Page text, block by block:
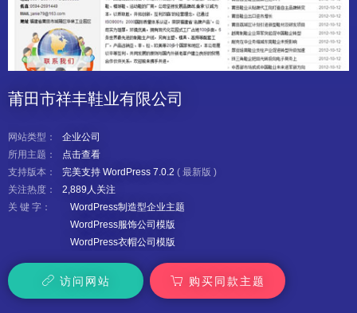
莆田市祥丰鞋业有限公司
网站类型：
企业公司
所用主题：
点击查看
支持版本：
完美支持 WordPress 7.0.2 ( 最新版 )
关注热度：
2,889人关注
关 键 字：
WordPress制造型企业主题
WordPress服饰公司模版
WordPress衣帽公司模版
访问网站 购买同款主题